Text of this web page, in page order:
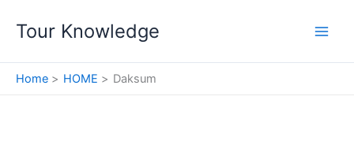
Tour Knowledge
Home HOME Daksum